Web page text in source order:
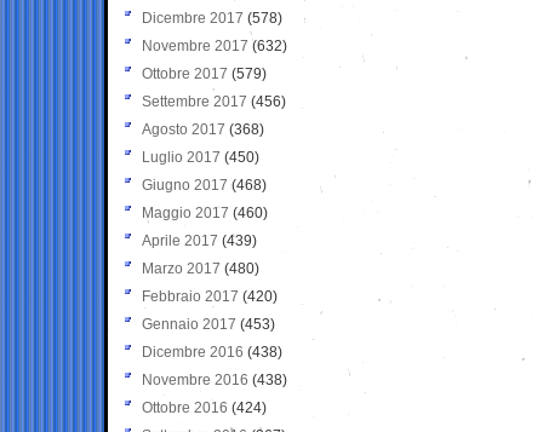
Dicembre 2017 (578)
Novembre 2017 (632)
Ottobre 2017 (579)
Settembre 2017 (456)
Agosto 2017 (368)
Luglio 2017 (450)
Giugno 2017 (468)
Maggio 2017 (460)
Aprile 2017 (439)
Marzo 2017 (480)
Febbraio 2017 (420)
Gennaio 2017 (453)
Dicembre 2016 (438)
Novembre 2016 (438)
Ottobre 2016 (424)